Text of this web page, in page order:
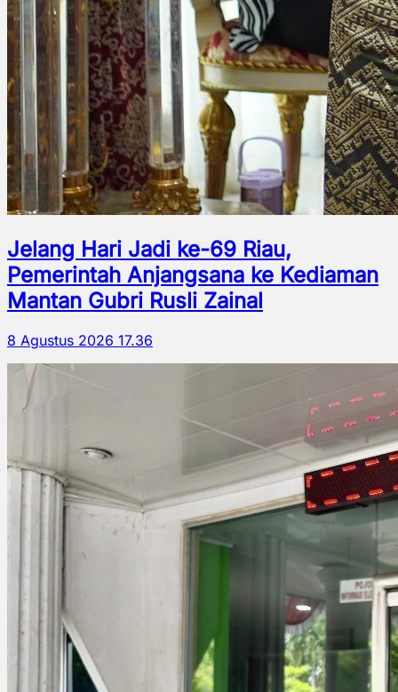
Jelang Hari Jadi ke-69 Riau,
Pemerintah Anjangsana ke Kediaman
Mantan Gubri Rusli Zainal
8 Agustus 2026 17.36